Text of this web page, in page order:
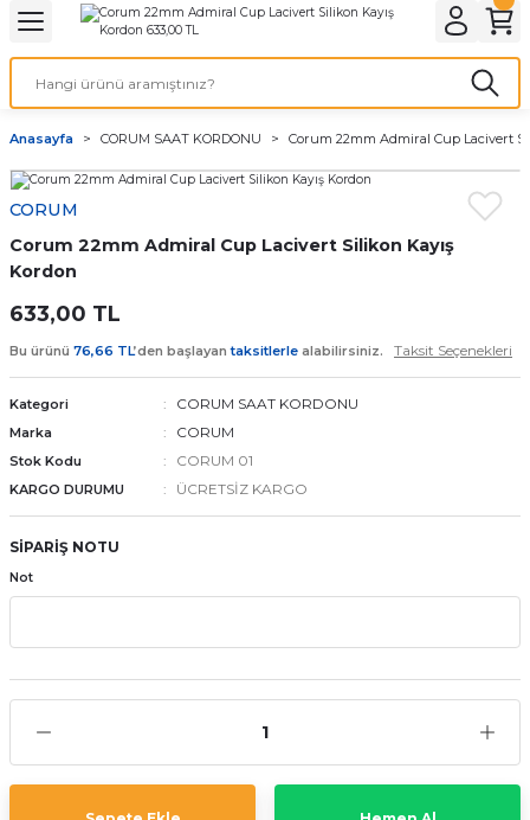
Geri Dön
& ELEKTİRİK AYDINLATMA & ELEKTRİK
Geri Dön
ve Cihaz Pilleri
ÇEŞİTLERİ
ÇEŞİTLERİ
Geri Dön
Geri Dön
Kordon Çeşitleri
Kordonları
Kordonu
saat kordonu
Kordonları
Anasayfa CORUM SAAT KORDONU Corum 22mm Admiral Cup Lacivert
CORUM
Corum 22mm Admiral Cup Lacivert Silikon Kayış
Kordon
633,00 TL
Bu ürünü 76,66 TL’den başlayantaksitlerle alabilirsiniz. Taksit Seçenekleri
Kategori CORUM SAAT KORDONU
Marka CORUM
Stok Kodu CORUM 01
KARGO DURUMU ÜCRETSİZ KARGO
SİPARİŞ NOTU
Not